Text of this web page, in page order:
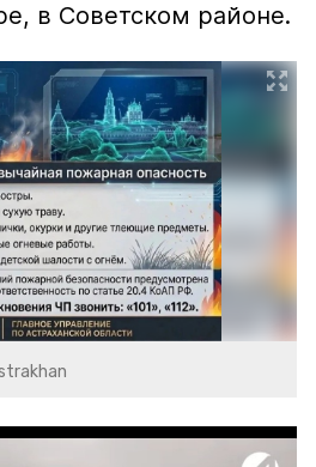
в Советском районе.